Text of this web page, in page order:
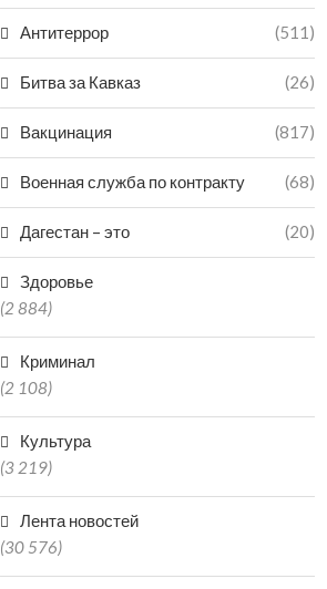
Антитеррор (511)
Битва за Кавказ (26)
Вакцинация (817)
Военная служба по контракту (68)
Дагестан – это (20)
Здоровье
(2 884)
Криминал
(2 108)
Культура
(3 219)
Лента новостей
(30 576)